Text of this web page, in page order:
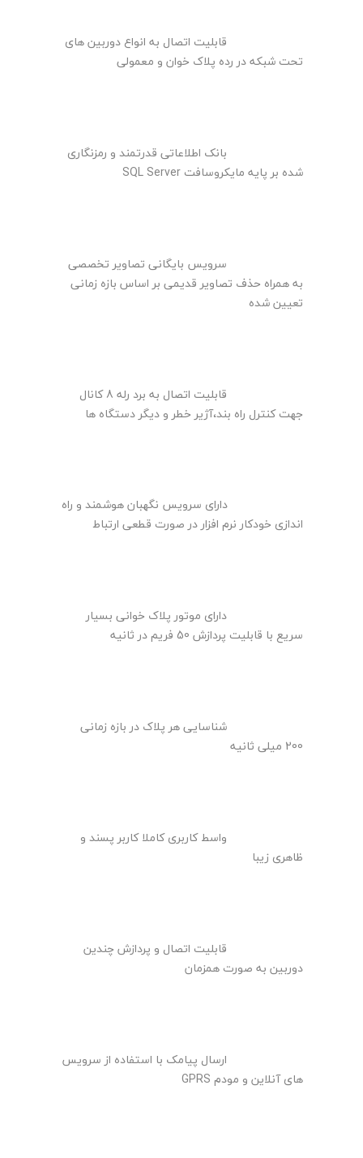
قابلیت اتصال به انواع دوربین های
تحت شبکه در رده پلاک خوان و معمولی
بانک اطلاعاتی قدرتمند و رمزنگاری
شده بر پایه مایکروسافت SQL Server
سرویس بایگانی تصاویر تخصصی
به همراه حذف تصاویر قدیمی بر اساس بازه زمانی
تعیین شده
قابلیت اتصال به برد رله 8 کانال
جهت کنترل راه بند،آژیر خطر و دیگر دستگاه ها
دارای سرویس نگهبان هوشمند و راه
اندازی خودکار نرم افزار در صورت قطعی ارتباط
دارای موتور پلاک خوانی بسیار
سریع با قابلیت پردازش 50 فریم در ثانیه
شناسایی هر پلاک در بازه زمانی
200 میلی ثانیه
واسط کاربری کاملا کاربر پسند و
ظاهری زیبا
قابلیت اتصال و پردازش چندین
دوربین به صورت همزمان
ارسال پیامک با استفاده از سرویس
های آنلاین و مودم GPRS